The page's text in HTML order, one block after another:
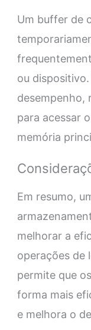
Um buffer de
ou
desempenho,
para acessar
memória
Em resumo,
melhorar a
operações de
permite que
forma mais
e melhora o